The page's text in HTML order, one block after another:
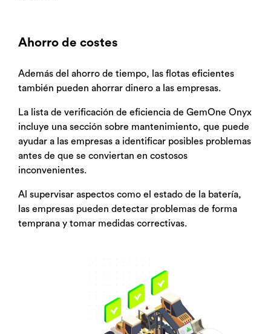
Ahorro de costes
Además del ahorro de tiempo, las flotas eficientes
también pueden ahorrar dinero a las empresas.
La lista de verificación de eficiencia de GemOne Onyx
incluye una sección sobre mantenimiento, que puede
ayudar a las empresas a identificar posibles problemas
antes de que se conviertan en costosos
inconvenientes.
Al supervisar aspectos como el estado de la batería,
las empresas pueden detectar problemas de forma
temprana y tomar medidas correctivas.